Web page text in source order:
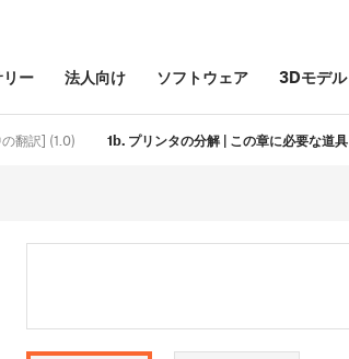
リー 法人向け ソフトウェア 3Dモデル
翻訳] (1.0) 1b. プリンタの分解 | この章に必要な道具